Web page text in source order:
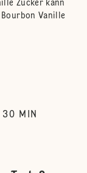
Zucker kann
Vanille
30 MIN